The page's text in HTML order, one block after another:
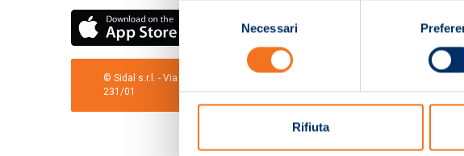
Selezione
consenso
Necessari
Rifiuta
© Sidal s.r.l. - Via S.Agostino,50, 51100 Pistoia - Cod.Fisc. e Registro Imprese
231/01